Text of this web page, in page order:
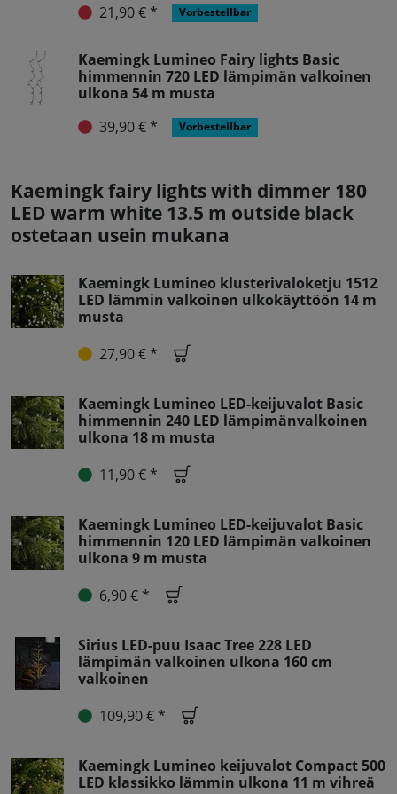
21,90 € * Vorbestellbar
Kaemingk Lumineo Fairy lights Basic
himmennin 720 LED lämpimän valkoinen
ulkona 54 m musta
39,90 € *
Vorbestellbar
Kaemingk fairy lights with dimmer 180
LED warm white 13.5 m outside black
ostetaan usein mukana
Kaemingk Lumineo klusterivaloketju 1512
LED lämmin valkoinen ulkokäyttöön 14 m
musta
27,90 € *
Kaemingk Lumineo LED-keijuvalot Basic
himmennin 240 LED lämpimänvalkoinen
ulkona 18 m musta
11,90 € *
Kaemingk Lumineo LED-keijuvalot Basic
himmennin 120 LED lämpimän valkoinen
ulkona 9 m musta
6,90 € *
Sirius LED-puu Isaac Tree 228 LED
lämpimän valkoinen ulkona 160 cm
valkoinen
109,90 € *
Kaemingk Lumineo keijuvalot Compact 500
LED klassikko lämmin ulkona 11 m vihreä